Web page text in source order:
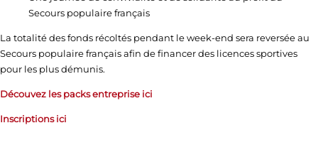
Secours populaire français
La totalité des fonds récoltés pendant le week-end sera reversée au
Secours populaire français afin de financer des licences sportives
pour les plus démunis.
Découvez les packs entreprise ici
Inscriptions ici